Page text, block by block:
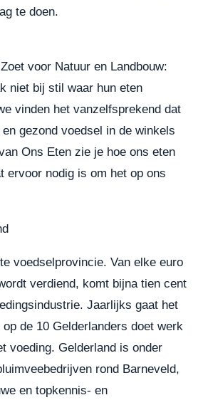
te doen.
voor Natuur en Landbouw:
niet bij stil waar hun eten
vinden het vanzelfsprekend dat
gezond voedsel in de winkels
Ons Eten zie je hoe ons eten
ervoor nodig is om het op ons
voedselprovincie. Van elke euro
verdiend, komt bijna tien cent
Jaarlijks gaat het
de 10 Gelderlanders doet werk
voeding. Gelderland is onder
rond Barneveld,
en topkennis- en